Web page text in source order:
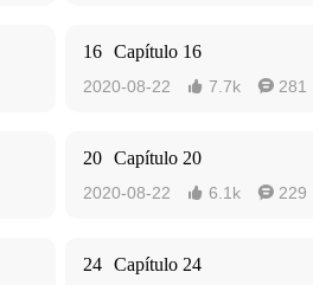
16 Capítulo 16
2020-08-22  7.7k  281
20 Capítulo 20
2020-08-22  6.1k  229
24 Capítulo 24